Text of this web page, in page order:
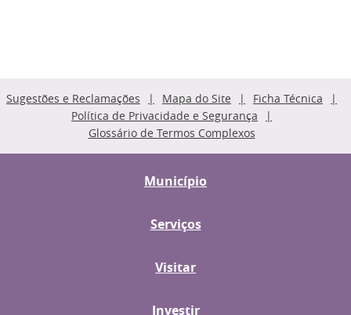
Sugestões e Reclamações Mapa do Site
Ficha Técnica
Política de Privacidade e Segurança
Glossário de Termos Complexos
Município
Serviços
Visitar
Investir